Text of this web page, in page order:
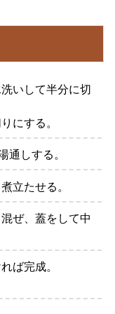
いして半分に切
にする。
通しする。
立たせる。
ぜ、蓋をして中
ば完成。